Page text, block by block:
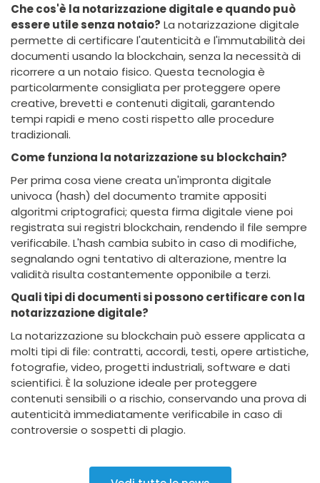
Che cos'è la notarizzazione digitale e quando può
essere utile senza notaio? La notarizzazione digitale
permette di certificare l'autenticità e l'immutabilità dei
documenti usando la blockchain, senza la necessità di
ricorrere a un notaio fisico. Questa tecnologia è
particolarmente consigliata per proteggere opere
creative, brevetti e contenuti digitali, garantendo
tempi rapidi e meno costi rispetto alle procedure
tradizionali.
Come funziona la notarizzazione su blockchain?
Per prima cosa viene creata un'impronta digitale
univoca (hash) del documento tramite appositi
algoritmi criptografici; questa firma digitale viene poi
registrata sui registri blockchain, rendendo il file sempre
verificabile. L'hash cambia subito in caso di modifiche,
segnalando ogni tentativo di alterazione, mentre la
validità risulta costantemente opponibile a terzi.
Quali tipi di documenti si possono certificare con la
notarizzazione digitale?
La notarizzazione su blockchain può essere applicata a
molti tipi di file: contratti, accordi, testi, opere artistiche,
fotografie, video, progetti industriali, software e dati
scientifici. È la soluzione ideale per proteggere
contenuti sensibili o a rischio, conservando una prova di
autenticità immediatamente verificabile in caso di
controversie o sospetti di plagio.